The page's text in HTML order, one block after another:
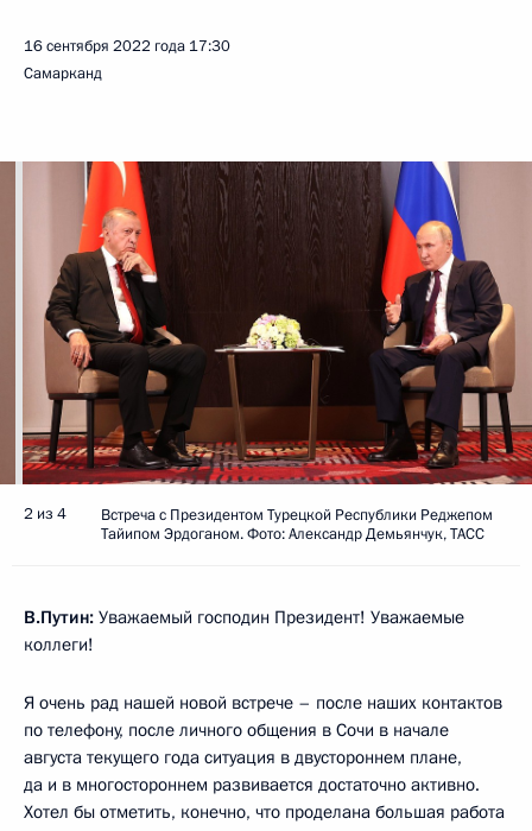
16 сентября 2022 года 17:30
Самарканд
2 из 4
Встреча с Президентом Турецкой Республики Реджепом
Тайипом Эрдоганом. Фото: Александр Демьянчук, ТАСС
В.Путин: Уважаемый господин Президент! Уважаемые
коллеги!
Я очень рад нашей новой встрече – после наших контактов
по телефону, после личного общения в Сочи в начале
августа текущего года ситуация в двустороннем плане,
да и в многостороннем развивается достаточно активно.
Хотел бы отметить, конечно, что проделана большая работа